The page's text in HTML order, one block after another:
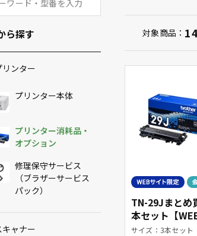
ら探す
リンター
プリンター本体
プリンター消耗品・
オプション
修理保守サービス
（ブラザーサービス
パック）
キャナー
対象商品： 14
TN-29Jまとめ
本セット【
商品】
サイズ：3本セット